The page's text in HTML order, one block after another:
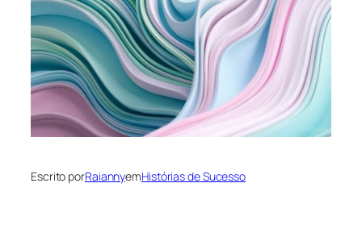
Escrito porRaiannyemHistórias de Sucesso